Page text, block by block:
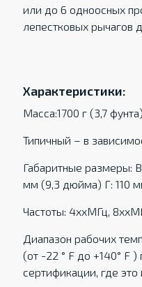
или до 6 одноосных
лепестковых рычагов
Характеристики:
Масса:1700 г (3,7 фунта)
Типичный – в
Габаритные размеры:
мм (9,3 дюйма) Г: 110
Частоты: 4xxМГц,
Диапазон рабочих
(от -22 ° F до +140° F
сертификации, где